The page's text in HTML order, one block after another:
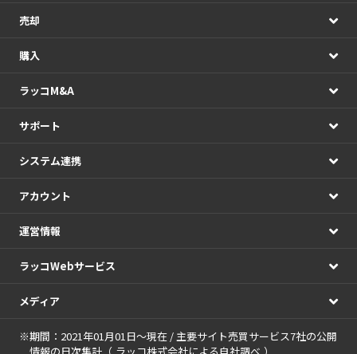
売却
購入
ラッコM&A
サポート
システム連携
アカウント
運営情報
ラッコWebサービス
メディア
※期間：2021年01月01日～現在 / 主要サイト売買サービス7社の公開
情報の日次集計（ ラッコ株式会社による自社調べ ）